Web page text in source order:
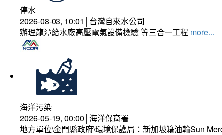
停水
2026-08-03, 10:01│台灣自來水公司
辦理龍潭給水廠高壓電氣設備檢驗 等三合一工程 more...
海洋污染
2026-05-19, 00:00│海洋保育署
地方單位\金門縣政府\環境保護局：新加坡籍油輪Sun